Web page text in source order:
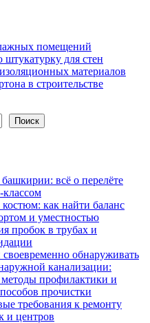
помещений
для стен
материалов
в строительстве
Поиск
всё о перелёте
как найти баланс
и уместностью
пробок в трубах и
обнаруживать
канализации:
профилактики и
прочистки
требования к ремонту
и центров